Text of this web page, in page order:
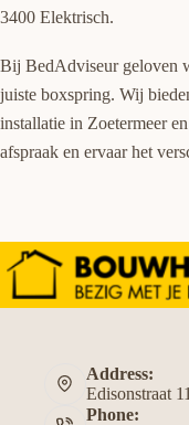
3400 Elektrisch.
Bij BedAdviseur geloven
juiste boxspring. Wij
installatie in Zoetermeer
afspraak en ervaar het
Address:
Edisonstraat
Phone: